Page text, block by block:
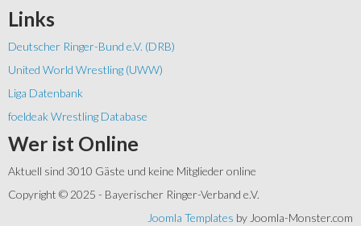
Links
Deutscher Ringer-Bund e.V. (DRB)
United World Wrestling (UWW)
Liga Datenbank
foeldeak Wrestling Database
Wer ist Online
Aktuell sind 3010 Gäste und keine Mitglieder online
Copyright © 2025 - Bayerischer Ringer-Verband e.V.
Joomla Templates by Joomla-Monster.com